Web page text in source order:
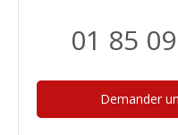
01 85
Demander